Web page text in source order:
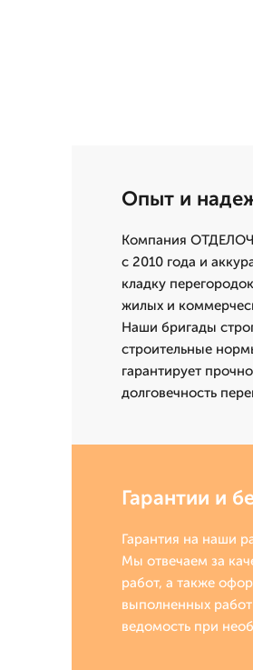
Опыт и
Компания
с 2010 года и
кладку
жилых и
Наши бригады
строительные
гарантирует
долговечность
Гарантии и
Гарантия на наши
Мы отвечаем за
работ, а также
выполненных
ведомость при